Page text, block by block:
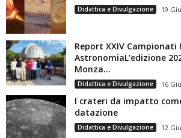
Didattica e Divulgazione 19
Report XXIV
AstronomiaL'edizione
Monza...
Didattica e Divulgazione 16
I crateri da impatto
datazione
Didattica e Divulgazione 12